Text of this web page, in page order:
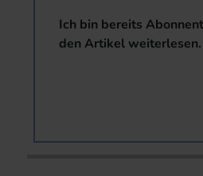
Ich bin bereits
den Artikel weiterlesen.